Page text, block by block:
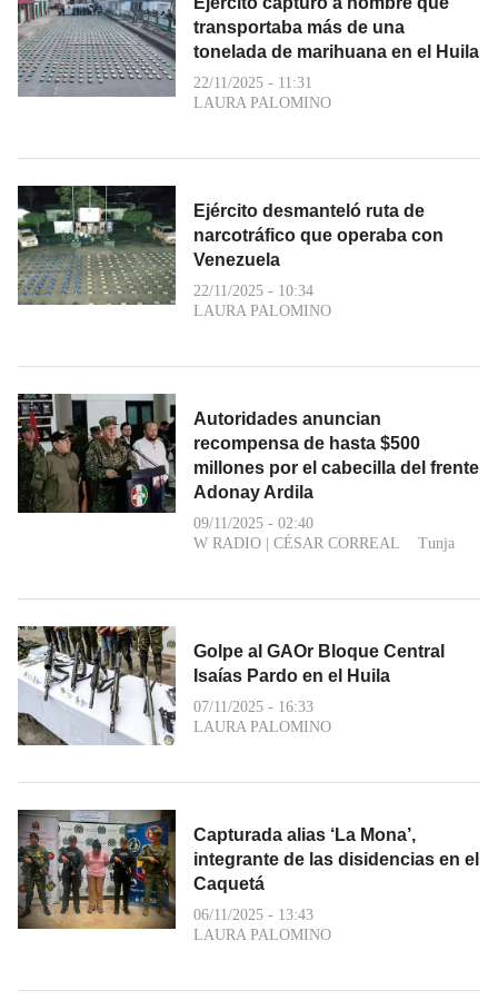
transportaba más de una
tonelada de marihuana en el Huila
22/11/2025 - 11:31
LAURA PALOMINO
Ejército desmanteló ruta de
narcotráfico que operaba con
Venezuela
22/11/2025 - 10:34
LAURA PALOMINO
Autoridades anuncian
recompensa de hasta $500
millones por el cabecilla del frente
Adonay Ardila
09/11/2025 - 02:40
W RADIO
CÉSAR CORREAL Tunja
Golpe al GAOr Bloque Central
Isaías Pardo en el Huila
07/11/2025 - 16:33
LAURA PALOMINO
Capturada alias ‘La Mona’,
integrante de las disidencias en el
Caquetá
06/11/2025 - 13:43
LAURA PALOMINO